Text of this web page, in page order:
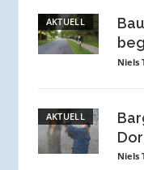
AKTUELL
Niels
AKTUELL
Niels